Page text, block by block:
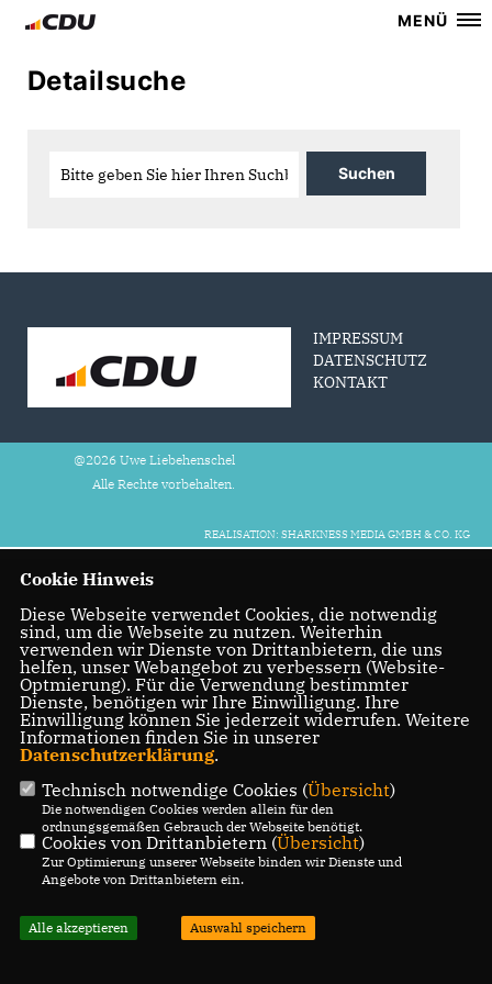
MENÜ
Detailsuche
IMPRESSUM
DATENSCHUTZ
KONTAKT
@2026 Uwe Liebehenschel
Alle Rechte vorbehalten.
REALISATION: SHARKNESS MEDIA GMBH & CO. KG
Cookie Hinweis
Diese Webseite verwendet Cookies, die notwendig
sind, um die Webseite zu nutzen. Weiterhin
verwenden wir Dienste von Drittanbietern, die uns
helfen, unser Webangebot zu verbessern (Website-
Optmierung). Für die Verwendung bestimmter
Dienste, benötigen wir Ihre Einwilligung. Ihre
Einwilligung können Sie jederzeit widerrufen. Weitere
Informationen finden Sie in unserer
Datenschutzerklärung.
Technisch notwendige Cookies (Übersicht)
Die notwendigen Cookies werden allein für den
ordnungsgemäßen Gebrauch der Webseite benötigt.
Cookies von Drittanbietern (Übersicht)
Zur Optimierung unserer Webseite binden wir Dienste und
Angebote von Drittanbietern ein.
Alle akzeptieren Auswahl speichern